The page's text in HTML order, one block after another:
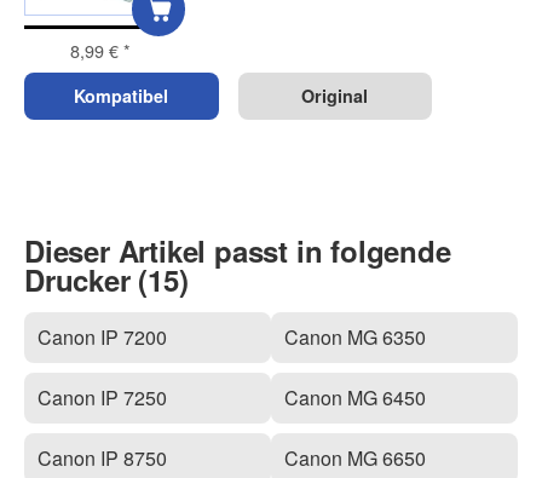
8,99 €*
Kompatibel Original
Dieser Artikel passt in folgende
Drucker (15)
Canon IP 7200
Canon IP 7250
Canon IP 8750
Canon MG 6350
Canon MG 6450
Canon MG 6650